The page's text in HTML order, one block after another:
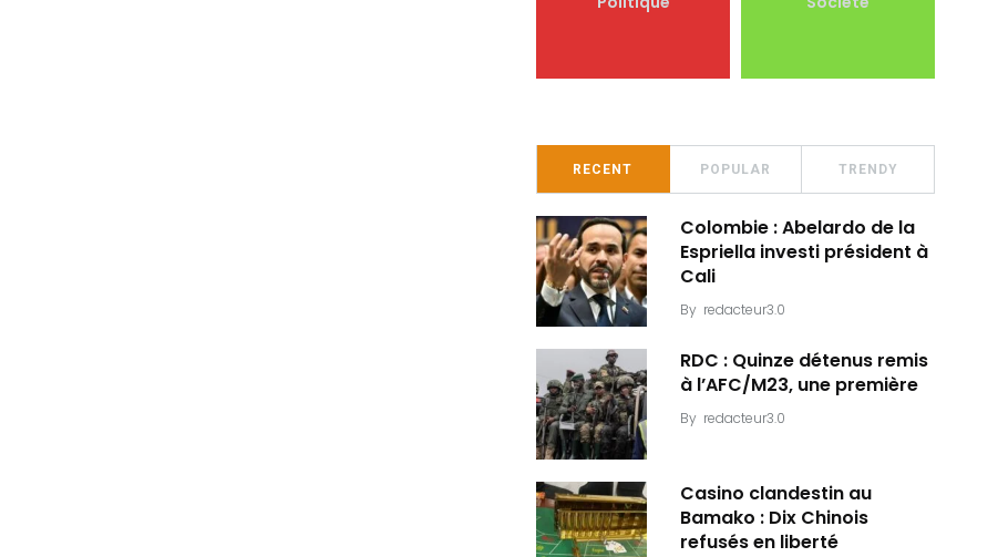
RECENT POPULAR TRENDY
Colombie : Abelardo de la
Espriella investi président à
Cali
By redacteur3.0
RDC : Quinze détenus remis
à l’AFC/M23, une première
By redacteur3.0
Casino clandestin au
Bamako : Dix Chinois
refusés en liberté